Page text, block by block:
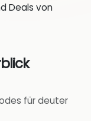
Deals von
für deuter